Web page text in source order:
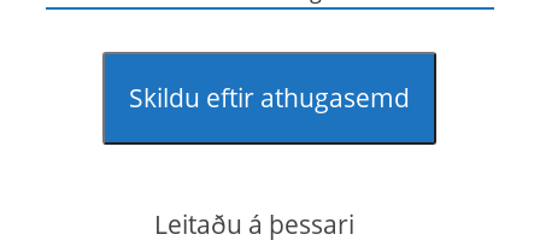
Skildu eftir athugasemd
Leitaðu á þessari